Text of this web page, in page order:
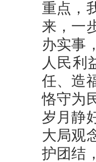
重点，
来，一
办实事
人民利
任、造
恪守为
岁月静
大局观
护团结